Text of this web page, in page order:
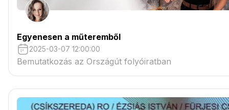
Egyenesen a műteremből
2025-03-07 12:00:00
Bemutatkozás az Országút folyóiratban